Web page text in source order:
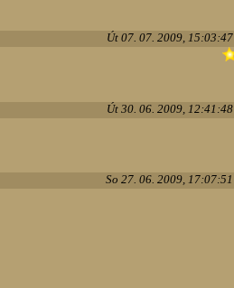
Út 07. 07. 2009, 15:03:47
Út 30. 06. 2009, 12:41:48
So 27. 06. 2009, 17:07:51